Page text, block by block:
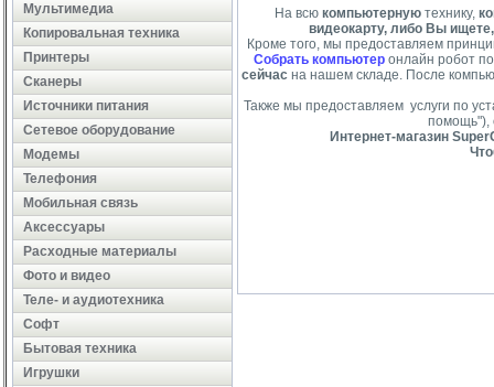
Мультимедиа
Копировальная техника
Принтеры
Сканеры
Источники питания
Сетевое оборудование
Модемы
Телефония
Мобильная связь
Аксессуары
Расходные материалы
Фото и видео
Теле- и аудиотехника
Софт
Бытовая техника
Игрушки
На всю компьютерную технику,
видеокарту, либо Вы
Кроме того, мы предоставляем
Собрать компьютеронлайн робот
сейчас на нашем складе. После
Также мы предоставляем услуги по
помощь"),
Интернет-магазин